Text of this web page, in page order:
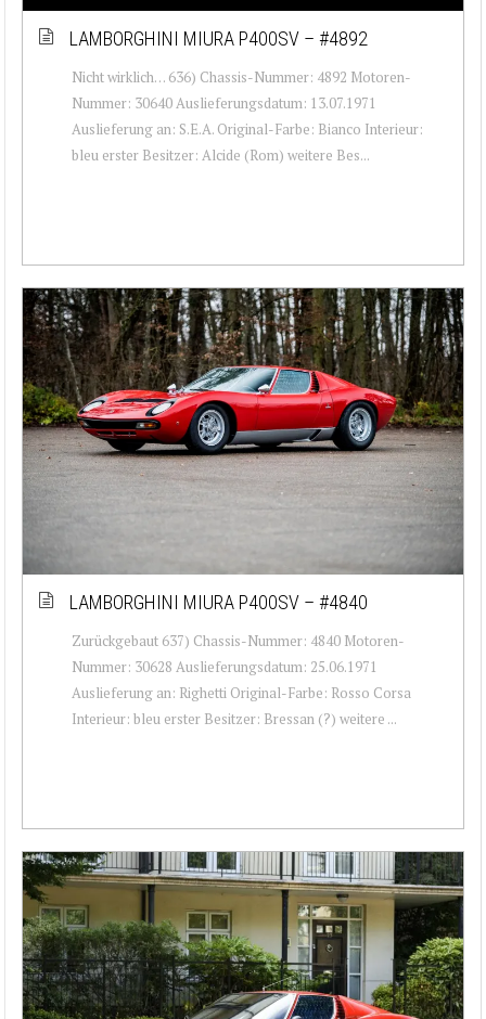
LAMBORGHINI MIURA P400SV – #4892
Nicht wirklich… 636) Chassis-Nummer: 4892 Motoren-
Nummer: 30640 Auslieferungsdatum: 13.07.1971
Auslieferung an: S.E.A. Original-Farbe: Bianco Interieur:
bleu erster Besitzer: Alcide (Rom) weitere Bes...
LAMBORGHINI MIURA P400SV – #4840
Zurückgebaut 637) Chassis-Nummer: 4840 Motoren-
Nummer: 30628 Auslieferungsdatum: 25.06.1971
Auslieferung an: Righetti Original-Farbe: Rosso Corsa
Interieur: bleu erster Besitzer: Bressan (?) weitere ...